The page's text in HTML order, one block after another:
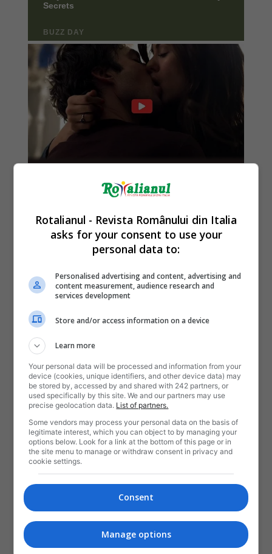
Rotalianul - Revista Românului din Italia
asks for your consent to use your
personal data to:
Personalised advertising and content, advertising and
content measurement, audience research and
services development
Store and/or access information on a device
Learn more
Your personal data will be processed and information from your
device (cookies, unique identifiers, and other device data) may
be stored by, accessed by and shared with 242 partners, or
used specifically by this site. We and our partners may use
precise geolocation data. List of partners.
Some vendors may process your personal data on the basis of
legitimate interest, which you can object to by managing your
options below. Look for a link at the bottom of this page or in
the site menu to manage or withdraw consent in privacy and
cookie settings.
Consent
Manage options